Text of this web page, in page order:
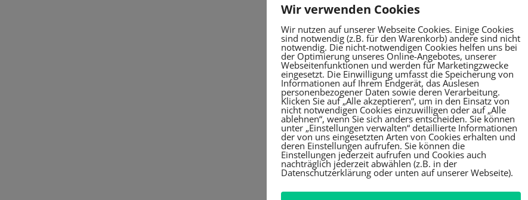
Wir verwenden Cookies
Wir nutzen auf unserer Webseite Cookies. Einige Cookies
sind notwendig (z.B. für den Warenkorb) andere sind nicht
notwendig. Die nicht-notwendigen Cookies helfen uns bei
der Optimierung unseres Online-Angebotes, unserer
Webseitenfunktionen und werden für Marketingzwecke
eingesetzt. Die Einwilligung umfasst die Speicherung von
Informationen auf Ihrem Endgerät, das Auslesen
personenbezogener Daten sowie deren Verarbeitung.
Klicken Sie auf „Alle akzeptieren“, um in den Einsatz von
nicht notwendigen Cookies einzuwilligen oder auf „Alle
ablehnen“, wenn Sie sich anders entscheiden. Sie können
unter „Einstellungen verwalten“ detaillierte Informationen
der von uns eingesetzten Arten von Cookies erhalten und
deren Einstellungen aufrufen. Sie können die
Einstellungen jederzeit aufrufen und Cookies auch
nachträglich jederzeit abwählen (z.B. in der
Datenschutzerklärung oder unten auf unserer Webseite).